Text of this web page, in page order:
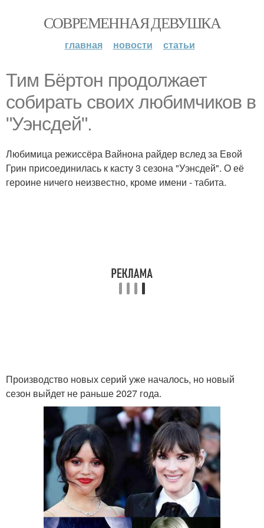
СОВРЕМЕННАЯ ДЕВУШКА
главная новости статьи
Тим Бёртон продолжает
собирать своих любимчиков в
"Уэнсдей".
Любимица режиссёра Вайнона райдер вслед за Евой
Грин присоединилась к касту 3 сезона "Уэнсдей". О её
героине ничего неизвестно, кроме имени - табита.
Производство новых серий уже началось, но новый
сезон выйдет не раньше 2027 года.